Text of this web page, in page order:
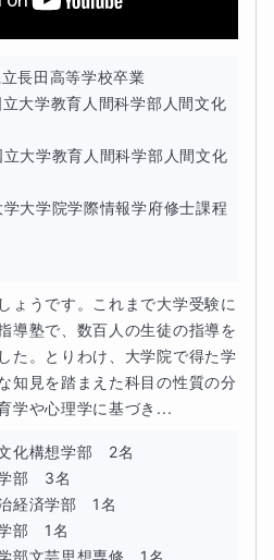
訳まで確認する。
る。
を解く。
けて挫折するよりも、先にイン
選択肢がダメなのかを考えた
の質問を受けたりしながら、指
で、参考書の答えが丸暗記にな
。
考書は受験勉強の初期に一気に
長田高等学校卒業
大学教育人間科学部人間文化
大学教育人間科学部人間文化
大学院学際情報学府修士課程
ょうです。これまで大学受験に
導塾で、数百人の生徒の指導を
た。とりわけ、大学院で得た学
知見を踏まえた科目の性質の分
学や心理学に基づき...
化構想学部　2名
部　3名
経済学部　1名
部　1名